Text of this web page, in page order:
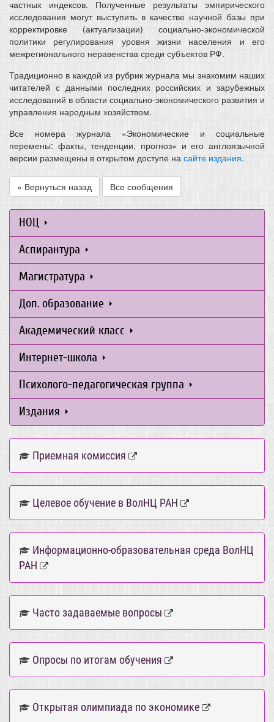
частных индексов. Полученные результаты эмпирического
исследования могут выступить в качестве научной базы при
корректировке (актуализации) социально-экономической
политики регулирования уровня жизни населения и его
межрегионального неравенства среди субъектов РФ.
Традиционно в каждой из рубрик журнала мы знакомим наших
читателей с данными последних российских и зарубежных
исследований в области социально-экономического развития и
управления народным хозяйством.
Все номера журнала «Экономические и социальные
перемены: факты, тенденции, прогноз» и его англоязычной
версии размещены в открытом доступе на сайте издания.
« Вернуться назад Все сообщения
НОЦ
Аспирантура
Магистратура
Доп. образование
Академический класс
Интернет-школа
Психолого-педагогическая группа
Издания
Приемная комиссия
Целевое обучение в ВолНЦ РАН
Информационно-образовательная среда ВолНЦ
РАН
Часто задаваемые вопросы
Опросы по итогам обучения
Открытая олимпиада по экономике